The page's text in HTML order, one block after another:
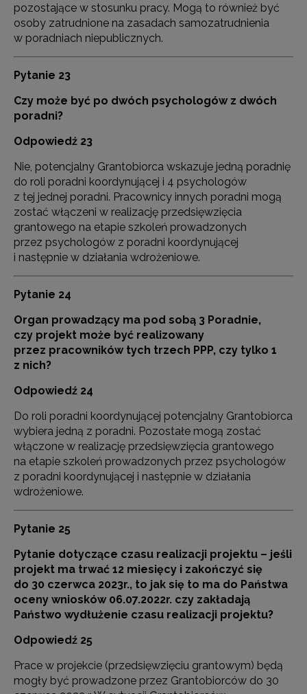
pozostające w stosunku pracy. Mogą to również być
osoby zatrudnione na zasadach samozatrudnienia
w poradniach niepublicznych.
Pytanie 23
Czy może być po dwóch psychologów z dwóch
poradni?
Odpowiedź 23
Nie, potencjalny Grantobiorca wskazuje jedną poradnię
do roli poradni koordynującej i 4 psychologów
z tej jednej poradni. Pracownicy innych poradni mogą
zostać włączeni w realizację przedsięwzięcia
grantowego na etapie szkoleń prowadzonych
przez psychologów z poradni koordynującej
i następnie w działania wdrożeniowe.
Pytanie 24
Organ prowadzący ma pod sobą 3 Poradnie,
czy projekt może być realizowany
przez pracowników tych trzech PPP, czy tylko 1
z nich?
Odpowiedź 24
Do roli poradni koordynującej potencjalny Grantobiorca
wybiera jedną z poradni. Pozostałe mogą zostać
włączone w realizację przedsięwzięcia grantowego
na etapie szkoleń prowadzonych przez psychologów
z poradni koordynującej i następnie w działania
wdrożeniowe.
Pytanie 25
Pytanie dotyczące czasu realizacji projektu – jeśli
projekt ma trwać 12 miesięcy i zakończyć się
do 30 czerwca 2023r., to jak się to ma do Państwa
oceny wniosków 06.07.2022r. czy zakładają
Państwo wydłużenie czasu realizacji projektu?
Odpowiedź 25
Prace w projekcie (przedsięwzięciu grantowym) będą
mogły być prowadzone przez Grantobiorców do 30